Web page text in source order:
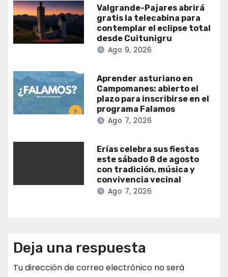
Valgrande-Pajares abrirá
gratis la telecabina para
contemplar el eclipse total
desde Cuitunigru
Ago 9, 2026
Aprender asturiano en
Campomanes: abierto el
plazo para inscribirse en el
programa Falamos
Ago 7, 2026
Erías celebra sus fiestas
este sábado 8 de agosto
con tradición, música y
convivencia vecinal
Ago 7, 2026
Deja una respuesta
Tu dirección de correo electrónico no será